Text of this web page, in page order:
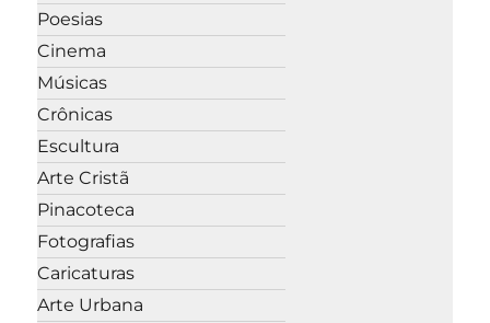
Poesias
Cinema
Músicas
Crônicas
Escultura
Arte Cristã
Pinacoteca
Fotografias
Caricaturas
Arte Urbana